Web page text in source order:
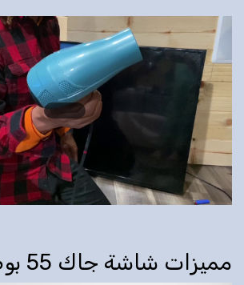
مميزات شاشة جاك 55 بوصة سمارت